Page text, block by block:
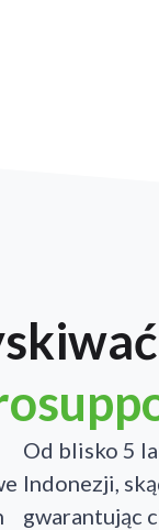
Od blisko 5
Indonezji,
gwarantując